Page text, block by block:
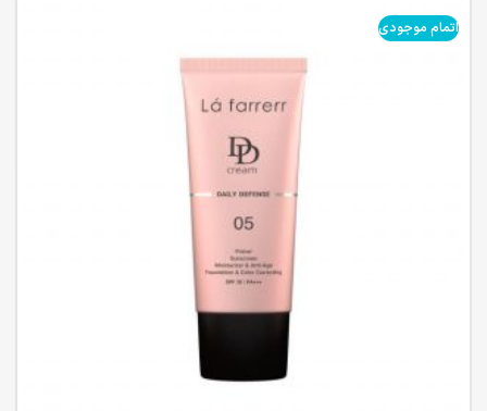
اتمام موجودی